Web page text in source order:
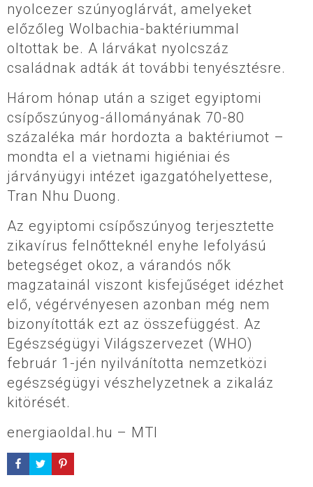
nyolcezer szúnyoglárvát, amelyeket
előzőleg Wolbachia-baktériummal
oltottak be. A lárvákat nyolcszáz
családnak adták át további tenyésztésre.
Három hónap után a sziget egyiptomi
csípőszúnyog-állományának 70-80
százaléka már hordozta a baktériumot –
mondta el a vietnami higiéniai és
járványügyi intézet igazgatóhelyettese,
Tran Nhu Duong.
Az egyiptomi csípőszúnyog terjesztette
zikavírus felnőtteknél enyhe lefolyású
betegséget okoz, a várandós nők
magzatainál viszont kisfejűséget idézhet
elő, végérvényesen azonban még nem
bizonyították ezt az összefüggést. Az
Egészségügyi Világszervezet (WHO)
február 1-jén nyilvánította nemzetközi
egészségügyi vészhelyzetnek a zikaláz
kitörését.
energiaoldal.hu – MTI